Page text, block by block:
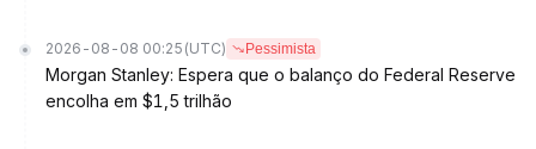
2026-08-08 00:25 (UTC) Pessimista
Morgan Stanley: Espera que o balanço do Federal Reserve
encolha em $1,5 trilhão